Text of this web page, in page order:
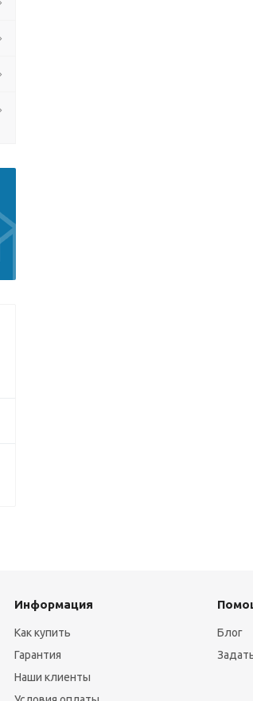
Информация
Как купить
Гарантия
Наши клиенты
Блог